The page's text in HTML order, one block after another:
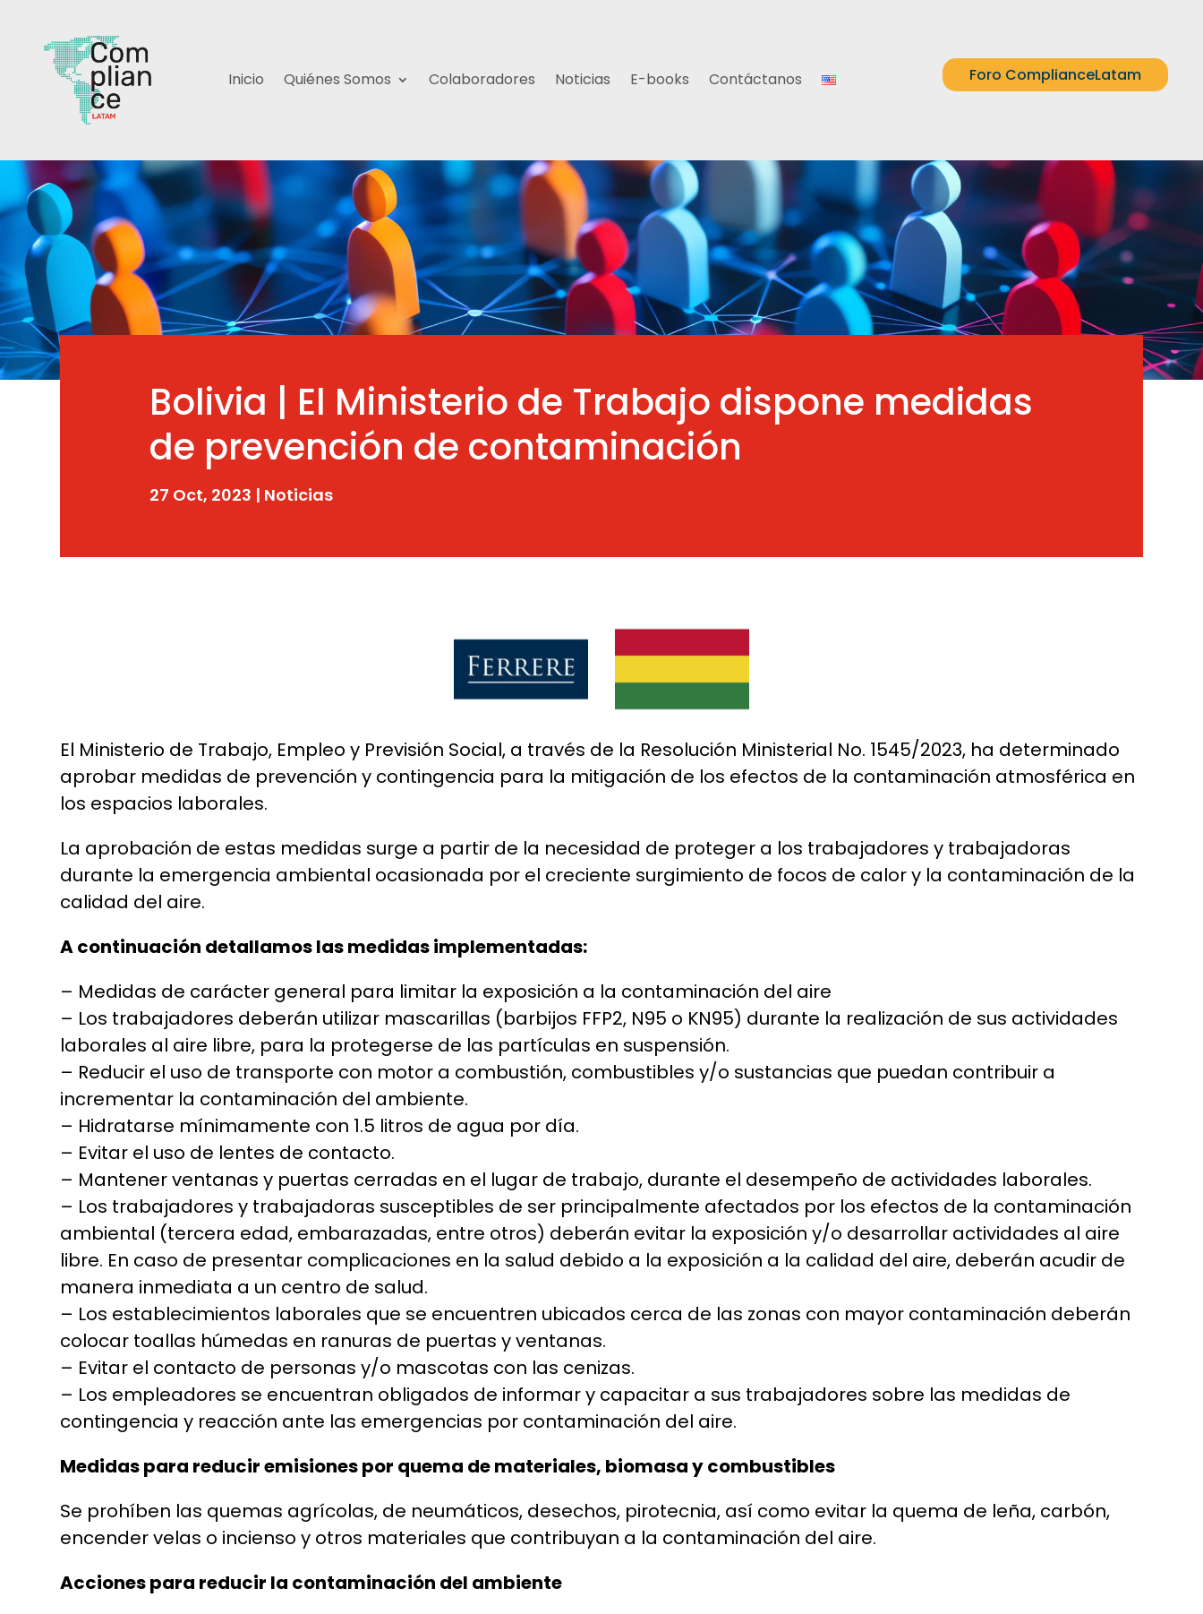
Inicio Quiénes Somos Colaboradores Noticias E-books Contáctanos Foro ComplianceLatam
Bolivia | El Ministerio de Trabajo dispone medidas
de prevención de contaminación
27 Oct, 2023 | Noticias
El Ministerio de Trabajo, Empleo y Previsión Social, a través de la Resolución Ministerial No. 1545/2023, ha determinado
aprobar medidas de prevención y contingencia para la mitigación de los efectos de la contaminación atmosférica en
los espacios laborales.
La aprobación de estas medidas surge a partir de la necesidad de proteger a los trabajadores y trabajadoras
durante la emergencia ambiental ocasionada por el creciente surgimiento de focos de calor y la contaminación de la
calidad del aire.
A continuación detallamos las medidas implementadas:
– Medidas de carácter general para limitar la exposición a la contaminación del aire
– Los trabajadores deberán utilizar mascarillas (barbijos FFP2, N95 o KN95) durante la realización de sus actividades
laborales al aire libre, para la protegerse de las partículas en suspensión.
– Reducir el uso de transporte con motor a combustión, combustibles y/o sustancias que puedan contribuir a
incrementar la contaminación del ambiente.
– Hidratarse mínimamente con 1.5 litros de agua por día.
– Evitar el uso de lentes de contacto.
– Mantener ventanas y puertas cerradas en el lugar de trabajo, durante el desempeño de actividades laborales.
– Los trabajadores y trabajadoras susceptibles de ser principalmente afectados por los efectos de la contaminación
ambiental (tercera edad, embarazadas, entre otros) deberán evitar la exposición y/o desarrollar actividades al aire
libre. En caso de presentar complicaciones en la salud debido a la exposición a la calidad del aire, deberán acudir de
manera inmediata a un centro de salud.
– Los establecimientos laborales que se encuentren ubicados cerca de las zonas con mayor contaminación deberán
colocar toallas húmedas en ranuras de puertas y ventanas.
– Evitar el contacto de personas y/o mascotas con las cenizas.
– Los empleadores se encuentran obligados de informar y capacitar a sus trabajadores sobre las medidas de
contingencia y reacción ante las emergencias por contaminación del aire.
Medidas para reducir emisiones por quema de materiales, biomasa y combustibles
Se prohíben las quemas agrícolas, de neumáticos, desechos, pirotecnia, así como evitar la quema de leña, carbón,
encender velas o incienso y otros materiales que contribuyan a la contaminación del aire.
Acciones para reducir la contaminación del ambiente